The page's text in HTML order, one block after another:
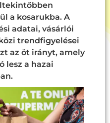
a kosarukba. A
adatai, vásárlói
trendfigyelései
az öt irányt, amely
lesz a hazai